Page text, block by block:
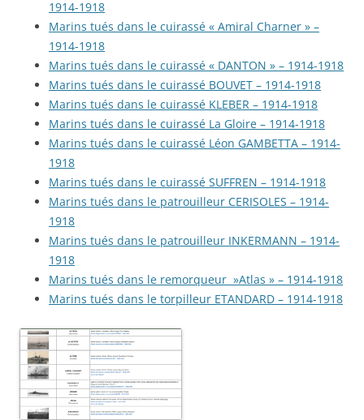
1914-1918
Marins tués dans le cuirassé « Amiral Charner » –
1914-1918
Marins tués dans le cuirassé « DANTON » – 1914-1918
Marins tués dans le cuirassé BOUVET – 1914-1918
Marins tués dans le cuirassé KLEBER – 1914-1918
Marins tués dans le cuirassé La Gloire – 1914-1918
Marins tués dans le cuirassé Léon GAMBETTA – 1914-
1918
Marins tués dans le cuirassé SUFFREN – 1914-1918
Marins tués dans le patrouilleur CERISOLES – 1914-
1918
Marins tués dans le patrouilleur INKERMANN – 1914-
1918
Marins tués dans le remorqueur »Atlas » – 1914-1918
Marins tués dans le torpilleur ETANDARD – 1914-1918